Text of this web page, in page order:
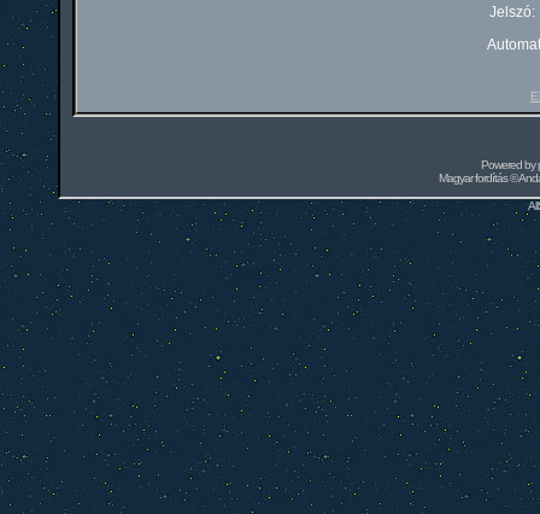
Jelszó:
Powered by
Magyar fordítás ©